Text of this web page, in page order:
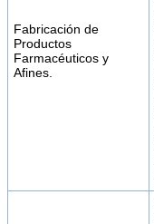
Fabricación de
Productos
Farmacéuticos y
Afines.